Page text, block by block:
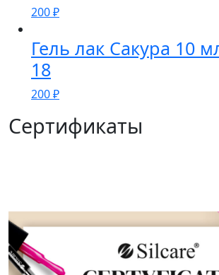
200₽
Гель лак Сакура 10
18
200₽
Сертификаты